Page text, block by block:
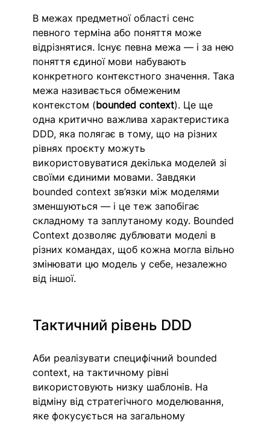
В межах предметної області сенс
певного терміна або поняття може
відрізнятися. Існує певна межа — і за нею
поняття єдиної мови набувають
конкретного контекстного значення. Така
межа називається обмеженим
контекстом (bounded context). Це ще
одна критично важлива характеристика
DDD, яка полягає в тому, що на різних
рівнях проєкту можуть
використовуватися декілька моделей зі
своїми єдиними мовами. Завдяки
bounded context зв’язки між моделями
зменшуються — і це теж запобігає
складному та заплутаному коду. Bounded
Context дозволяє дублювати моделі в
різних командах, щоб кожна могла вільно
змінювати цю модель у себе, незалежно
від іншої.
Тактичний рівень DDD
Аби реалізувати специфічний bounded
context, на тактичному рівні
використовують низку шаблонів. На
відміну від стратегічного моделювання,
яке фокусується на загальному